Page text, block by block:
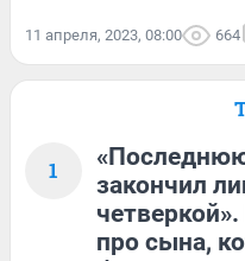
11 апреля, 2023, 08:00 664
1
закончил
про сына,